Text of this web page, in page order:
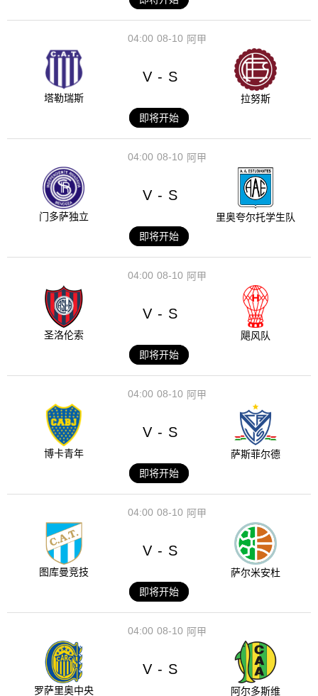
08-10
04:00 阿甲
塔勒瑞斯
V - S
拉努斯
即将开始
08-10
04:00 阿甲
门多萨独立
V - S
里奥夸尔托学生队
即将开始
08-10
04:00 阿甲
圣洛伦索
V - S
飓风队
即将开始
08-10
04:00 阿甲
博卡青年
V - S
萨斯菲尔德
即将开始
08-10
04:00 阿甲
图库曼竞技
V - S
萨尔米安杜
即将开始
08-10
04:00 阿甲
罗萨里奥中央
V - S
阿尔多斯维